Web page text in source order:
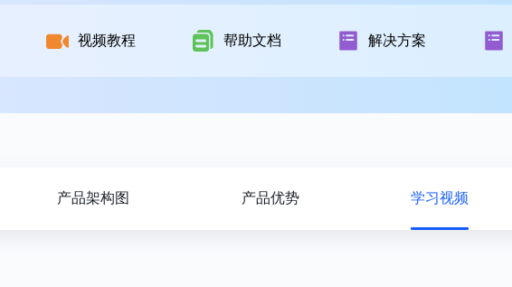
视频教程 帮助文档 解决方案
产品架构图 产品优势 学习视频